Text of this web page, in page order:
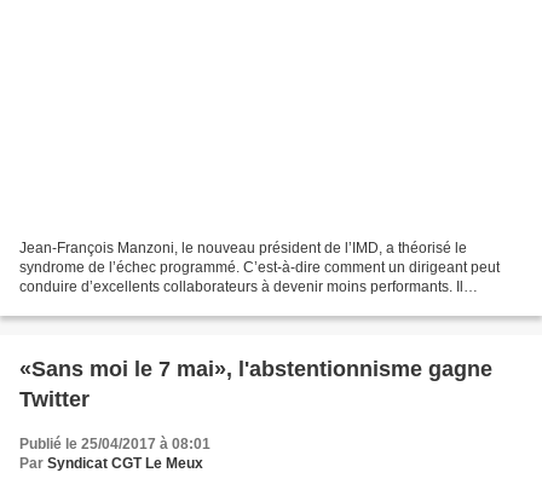
Jean-François Manzoni, le nouveau président de l’IMD, a théorisé le
syndrome de l’échec programmé. C’est-à-dire comment un dirigeant peut
conduire d’excellents collaborateurs à devenir moins performants. Il
«Sans moi le 7 mai», l'abstentionnisme gagne
Twitter
Publié le 25/04/2017 à 08:01
Par Syndicat CGT Le Meux